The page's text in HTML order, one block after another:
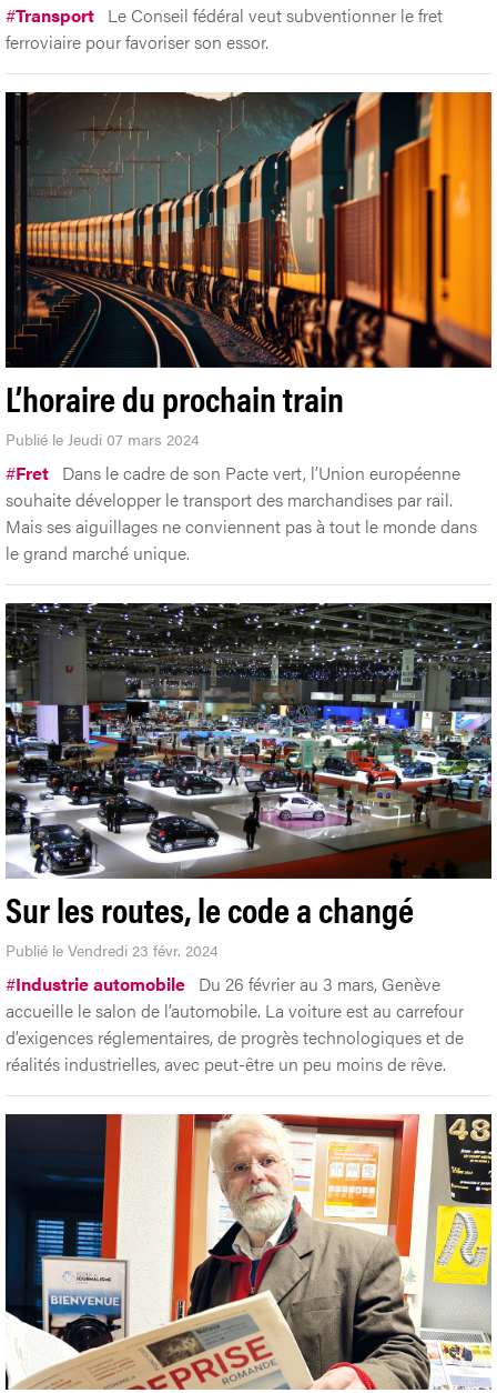
#Transport Le Conseil fédéral veut subventionner le fret
ferroviaire pour favoriser son essor.
L’horaire du prochain train
Publié le Jeudi 07 mars 2024
#Fret Dans le cadre de son Pacte vert, l’Union européenne
souhaite développer le transport des marchandises par rail.
Mais ses aiguillages ne conviennent pas à tout le monde dans
le grand marché unique.
Sur les routes, le code a changé
Publié le Vendredi 23 févr. 2024
#Industrie automobile Du 26 février au 3 mars, Genève
accueille le salon de l’automobile. La voiture est au carrefour
d’exigences réglementaires, de progrès technologiques et de
réalités industrielles, avec peut-être un peu moins de rêve.